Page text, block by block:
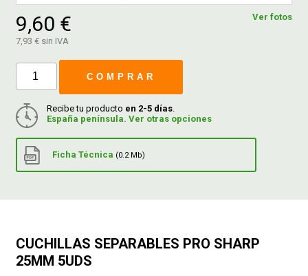
Ver fotos
9,60 €
7,93 € sin IVA
COMPRAR
Recibe tu producto en 2-5 días.
España península. Ver otras opciones
Ficha Técnica (0.2 Mb)
CUCHILLAS SEPARABLES PRO SHARP
25MM 5UDS
FERROVICMAR
DESPIECE
CATÁLOGOS
FORMAS DE PAGO